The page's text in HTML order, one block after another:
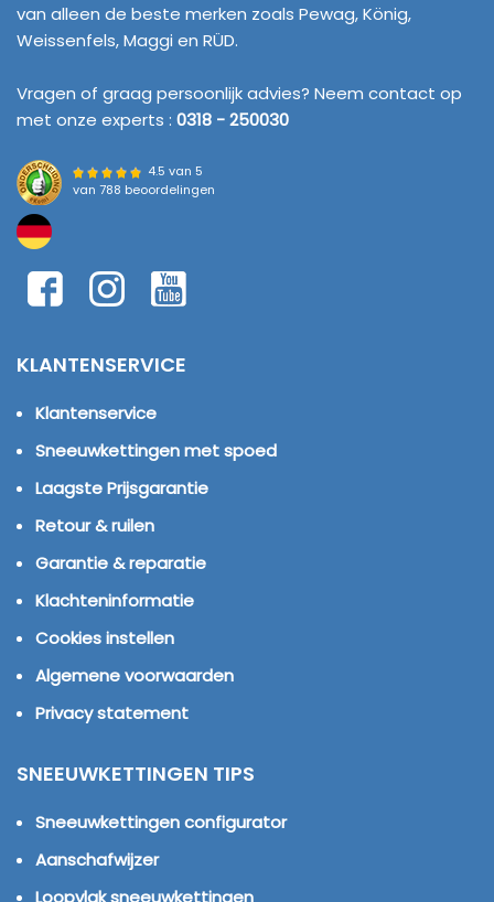
van alleen de beste merken zoals Pewag, König,
Weissenfels, Maggi en RÜD.
Vragen of graag persoonlijk advies? Neem contact op
met onze experts : 0318 - 250030
4.5 van 5
van 788 beoordelingen
KLANTENSERVICE
Klantenservice
Sneeuwkettingen met spoed
Laagste Prijsgarantie
Retour & ruilen
Garantie & reparatie
Klachteninformatie
Cookies instellen
Algemene voorwaarden
Privacy statement
SNEEUWKETTINGEN TIPS
Sneeuwkettingen configurator
Aanschafwijzer
Loopvlak sneeuwkettingen